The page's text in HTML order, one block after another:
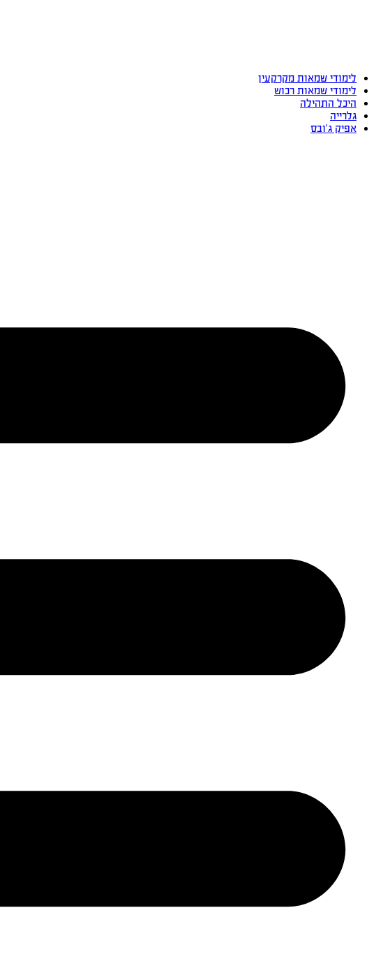
לימודי שמאות מקרקעין
לימודי שמאות רכוש
היכל התהילה
גלרייה
אפיק ג’ובס